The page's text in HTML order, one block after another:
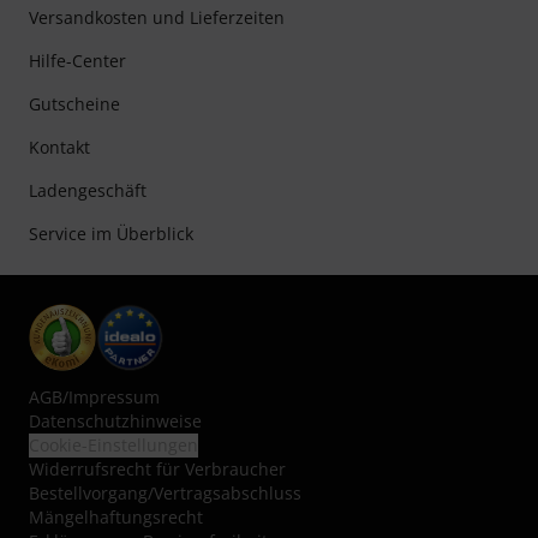
Versandkosten und Lieferzeiten
Hilfe-Center
Gutscheine
Kontakt
Ladengeschäft
Service im Überblick
AGB/Impressum
Datenschutzhinweise
Widerrufsrecht für Verbraucher
Bestellvorgang/Vertragsabschluss
Mängelhaftungsrecht